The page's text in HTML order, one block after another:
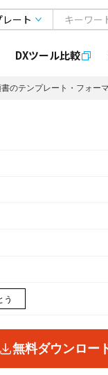
DXツール比較
書のテンプレート・フォー
う
無料ダウンロー